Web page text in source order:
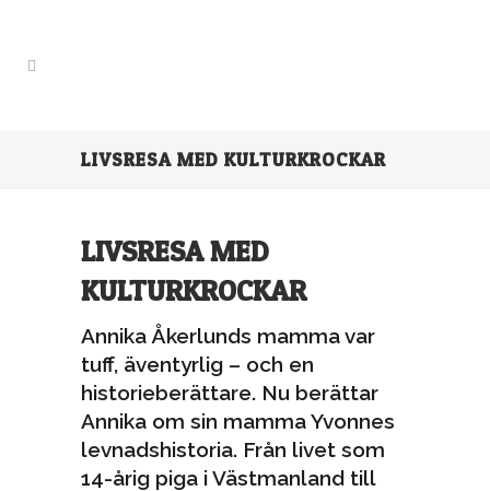
LIVSRESA MED KULTURKROCKAR
LIVSRESA MED
KULTURKROCKAR
Annika Åkerlunds mamma var
tuff, äventyrlig – och en
historieberättare. Nu berättar
Annika om sin mamma Yvonnes
levnadshistoria. Från livet som
14-årig piga i Västmanland till